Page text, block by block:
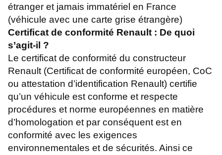
étranger et jamais immatériel en France
(véhicule avec une carte grise étrangère)
Certificat de conformité Renault : De quoi
s’agit-il ?
Le certificat de conformité du constructeur
Renault (Certificat de conformité européen, CoC
ou attestation d’identification Renault) certifie
qu’un véhicule est conforme et respecte
procédures et norme européennes en matière
d’homologation et par conséquent est en
conformité avec les exigences
environnementales et de sécurités. Ainsi ce